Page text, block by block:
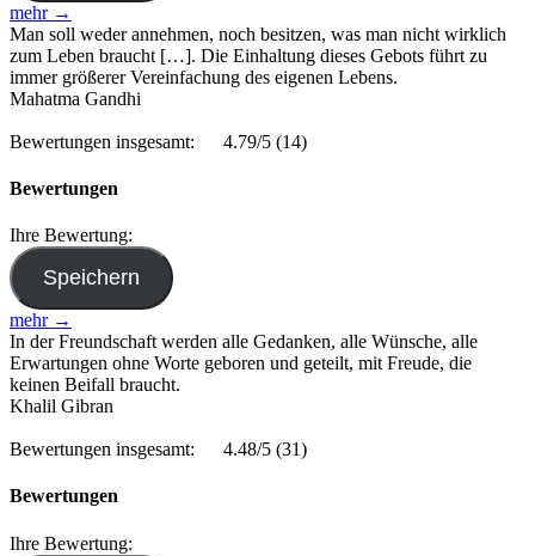
mehr →
Man soll weder annehmen, noch besitzen, was man nicht wirklich
zum Leben braucht […]. Die Einhaltung dieses Gebots führt zu
immer größerer Vereinfachung des eigenen Lebens.
Mahatma Gandhi
Bewertungen insgesamt: 4.79/5 (14)
Bewertungen
Ihre Bewertung:
mehr →
In der Freundschaft werden alle Gedanken, alle Wünsche, alle
Erwartungen ohne Worte geboren und geteilt, mit Freude, die
keinen Beifall braucht.
Khalil Gibran
Bewertungen insgesamt: 4.48/5 (31)
Bewertungen
Ihre Bewertung: